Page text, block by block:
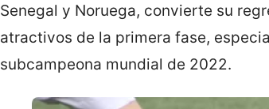
Senegal y Noruega, convierte su
atractivos de la primera fase,
subcampeona mundial de 2022.